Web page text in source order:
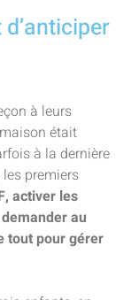
à leurs
était
à la dernière
premiers
activer les
au
tout pour gérer